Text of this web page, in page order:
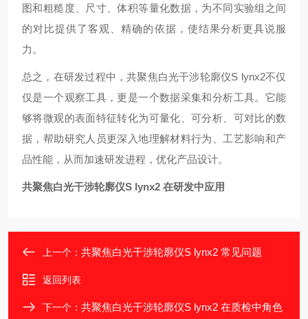
图和粗糙度、尺寸、体积等量化数据，为不同实验组之间
的对比提供了客观、精确的依据，使结果分析更具说服
力。
总之，在研发过程中，共聚焦白光干涉轮廓仪S lynx2不仅
仅是一个观察工具，更是一个数据采集和分析工具。它能
够将微观的表面特征转化为可量化、可分析、可对比的数
据，帮助研究人员更深入地理解材料行为、工艺影响和产
品性能，从而加速研发进程，优化产品设计。
共聚焦白光干涉轮廓仪S lynx2 在研发中应用
上一个： 共聚焦白光干涉轮廓仪S lynx2 常见问题
返回列表
下一个： 共聚焦白光干涉轮廓仪S lynx2 在质检中角色